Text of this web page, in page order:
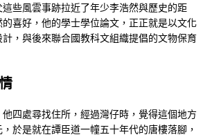
些風雲事跡拉近了年少李浩然與歷史的距
喜好，他的學士學位論文，正正就是以文化
，與後來聯合國教科文組織提倡的文物保育
四處尋找住所，經過灣仔時，覺得這個地方
於是就在譚臣道一幢五十年代的唐樓落腳，